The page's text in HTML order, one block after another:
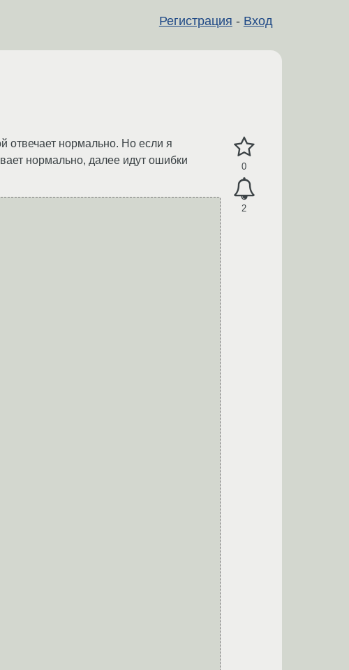
Регистрация - Вход
0
2
отвечает нормально. Но если я
нормально, далее идут ошибки